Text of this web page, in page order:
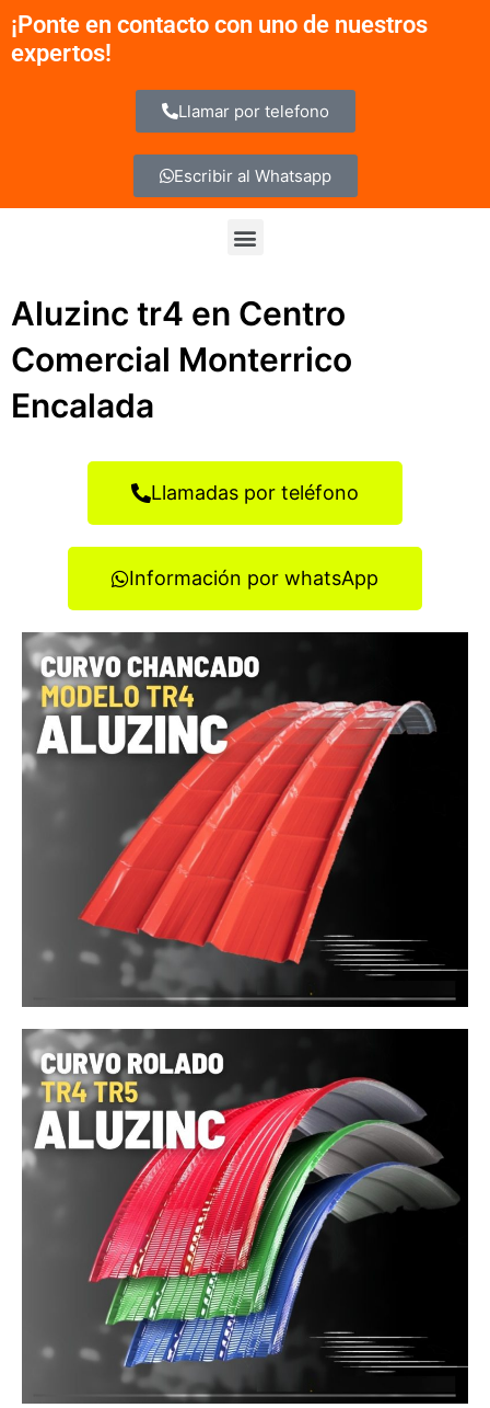
contenido
¡Ponte en contacto con uno de nuestros
expertos!
Llamar por telefono
Escribir al Whatsapp
Menu
Aluzinc tr4 en Centro
Comercial Monterrico
Encalada
Llamadas por teléfono
Información por whatsApp